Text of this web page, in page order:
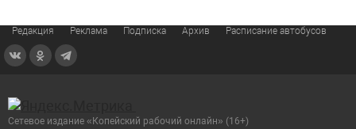
Редакция Реклама Подписка Архив Расписание автобусов
Сетевое издание «Копейский рабочий онлайн» (16+)